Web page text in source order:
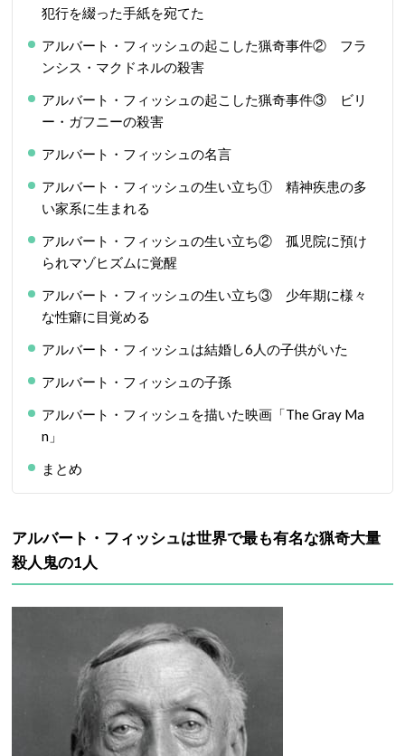
犯行を綴った手紙を宛てた
アルバート・フィッシュの起こした猟奇事件② フラ
ンシス・マクドネルの殺害
アルバート・フィッシュの起こした猟奇事件③ ビリ
ー・ガフニーの殺害
アルバート・フィッシュの名言
アルバート・フィッシュの生い立ち① 精神疾患の多
い家系に生まれる
アルバート・フィッシュの生い立ち② 孤児院に預け
られマゾヒズムに覚醒
アルバート・フィッシュの生い立ち③ 少年期に様々
な性癖に目覚める
アルバート・フィッシュは結婚し6人の子供がいた
アルバート・フィッシュの子孫
アルバート・フィッシュを描いた映画「The Gray Ma
n」
まとめ
アルバート・フィッシュは世界で最も有名な猟奇大量
殺人鬼の1人